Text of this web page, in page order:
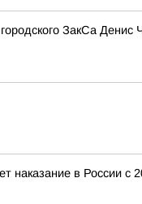
ЗакСа Денис
наказание в России с